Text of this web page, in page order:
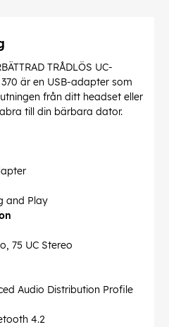
TRÅDLÖS UC-
är en USB-adapter som
från ditt headset eller
till din bärbara dator.
and Play
75 UC Stereo
Audio Distribution Profile
4.2